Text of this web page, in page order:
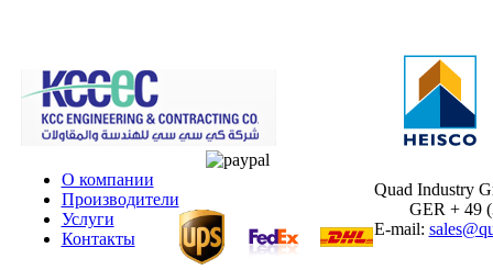
О компании
Производители
Услуги
Контакты
Quad Industry
GER + 49
E-mail: